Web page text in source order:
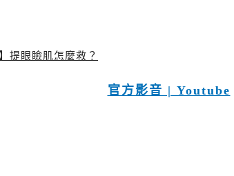
提眼瞼肌怎麼救？
官方影音 | Youtube